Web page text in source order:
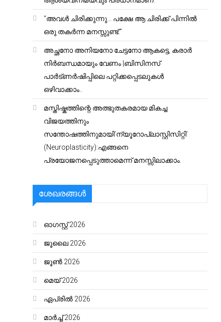
“അവൾ ചിരിക്കുന്നു… പക്ഷേ ആ ചിരിക്ക് പിന്നിൽ
ഒരു തകർന്ന മനസ്സുണ്ട്.”
അച്ഛനോ അനിയനോ ചേട്ടനോ ആകട്ടെ, കരാർ
നിർബന്ധമായും വേണം |ബിസിനസ്
പാർട്ണർഷിപ്പിലെ പറ്റിക്കപ്പെടലുകൾ
ഒഴിവാക്കാം..
മസ്തിഷ്കത്തിന്റെ അത്ഭുതകരമായ മികച്ച
വിജയത്തിനും
സന്തോഷത്തിനുമായി’ന്യൂറോപ്ലാസ്റ്റിസിറ്റി’
(Neuroplasticity):എങ്ങനെ
പ്രയോജനപ്പെടുത്താമെന്ന് മനസ്സിലാക്കാം.
ശേഖരങ്ങൾ
ഓഗസ്റ്റ്‌ 2026
ജൂലൈ 2026
ജൂൺ 2026
മെയ്‌ 2026
ഏപ്രിൽ 2026
മാർച്ച്‌ 2026